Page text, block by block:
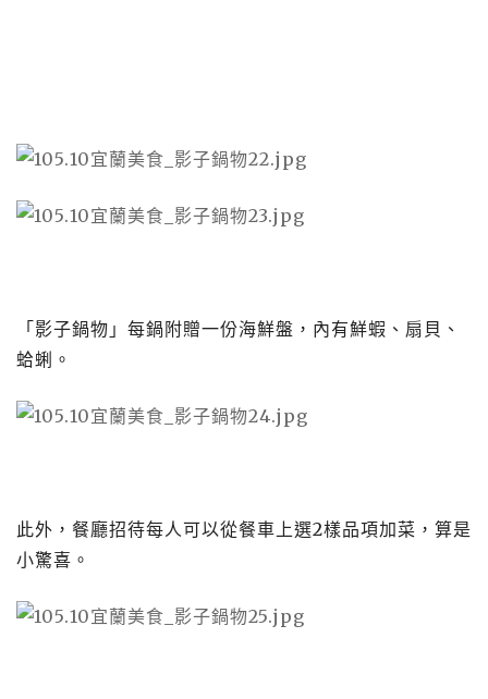
「影子鍋物」每鍋附贈一份海鮮盤，內有鮮蝦、扇貝、
蛤蜊。
此外，餐廳招待每人可以從餐車上選2樣品項加菜，算是
小驚喜。